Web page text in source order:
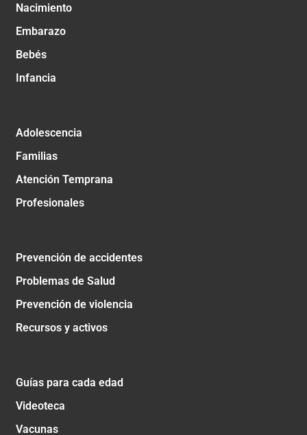
Nacimiento
Embarazo
Bebés
Infancia
Adolescencia
Familias
Atención Temprana
Profesionales
Prevención de accidentes
Problemas de Salud
Prevención de violencia
Recursos y activos
Guías para cada edad
Videoteca
Vacunas